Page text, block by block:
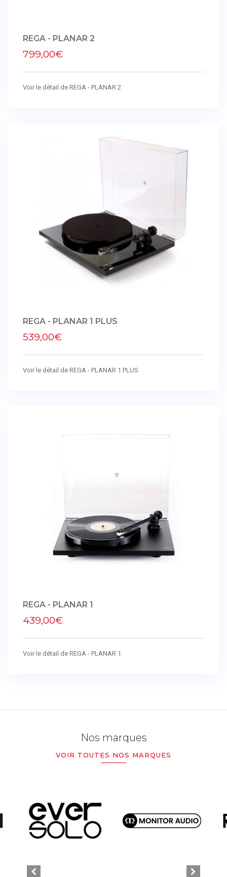
REGA - PLANAR 2
799,00€
Voir le détail de REGA - PLANAR 2
REGA - PLANAR 1 PLUS
539,00€
Voir le détail de REGA - PLANAR 1 PLUS
REGA - PLANAR 1
439,00€
Voir le détail de REGA - PLANAR 1
Nos marques
VOIR TOUTES NOS MARQUES